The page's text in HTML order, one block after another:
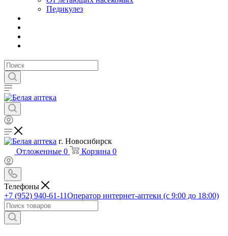
Педикулез
г. Новосибирск
Отложенные 0 Корзина 0
Телефоны
+7 (952) 940-61-11Оператор интернет-аптеки (с 9:00 до 18:00)